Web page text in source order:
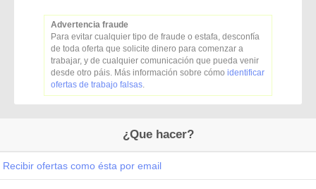
Advertencia fraude
Para evitar cualquier tipo de fraude o estafa, desconfía
de toda oferta que solicite dinero para comenzar a
trabajar, y de cualquier comunicación que pueda venir
desde otro páis. Más información sobre cómo identificar
ofertas de trabajo falsas.
¿Que hacer?
Recibir ofertas como ésta por email